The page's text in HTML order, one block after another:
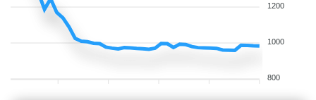
1200
1000
800